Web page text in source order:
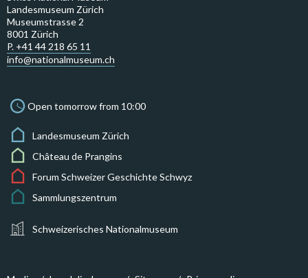
Landesmuseum Zürich
Museumstrasse 2
8001 Zürich
P. +41 44 218 65 11
info@nationalmuseum.ch
Open tomorrow from 10:00
Landesmuseum Zürich
Château de Prangins
Forum Schweizer Geschichte Schwyz
Sammlungszentrum
Schweizerisches Nationalmuseum